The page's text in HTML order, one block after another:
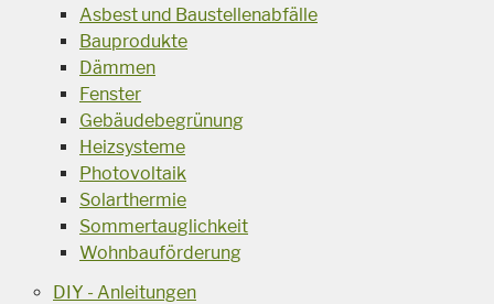
Asbest und Baustellenabfälle
Bauprodukte
Dämmen
Fenster
Gebäudebegrünung
Heizsysteme
Photovoltaik
Solarthermie
Sommertauglichkeit
Wohnbauförderung
DIY - Anleitungen